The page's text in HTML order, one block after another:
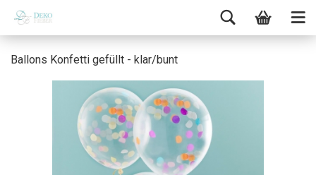
Ballons Konfetti gefüllt - klar/bunt